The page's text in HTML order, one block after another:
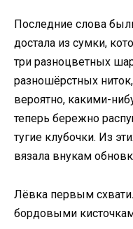
Последние слова
достала из сумки,
три разноцветных
разношёрстных
вероятно, какими-
теперь бережно
тугие клубочки. Из
вязала внукам
Лёвка первым
бордовыми